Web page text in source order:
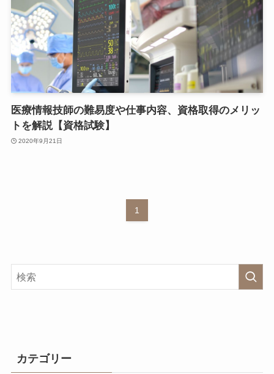
医療情報技師の難易度や仕事内容、資格取得のメリッ
トを解説【資格試験】
2020年9月21日
1